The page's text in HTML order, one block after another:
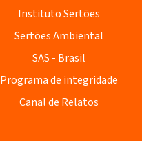
Instituto Sertões
Sertões Ambiental
SAS - Brasil
Programa de integridade
Canal de Relatos